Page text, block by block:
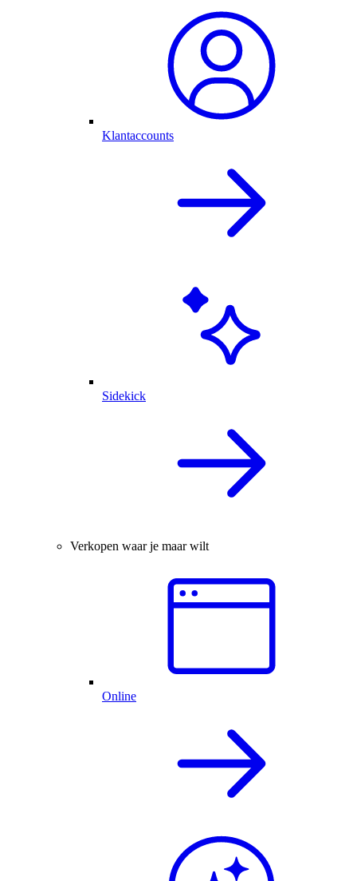
Klantaccounts
Sidekick
Verkopen waar je maar wilt
Online